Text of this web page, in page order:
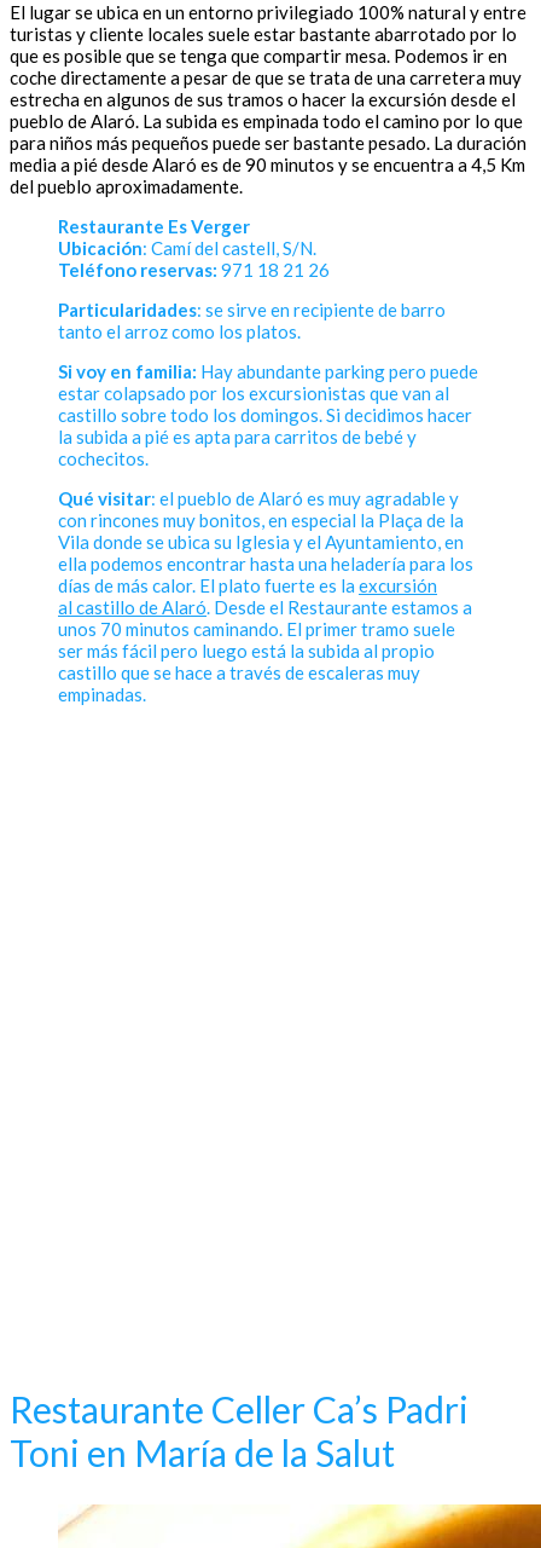
El lugar se ubica en un entorno privilegiado 100% natural y entre
turistas y cliente locales suele estar bastante abarrotado por lo
que es posible que se tenga que compartir mesa. Podemos ir en
coche directamente a pesar de que se trata de una carretera muy
estrecha en algunos de sus tramos o hacer la excursión desde el
pueblo de Alaró. La subida es empinada todo el camino por lo que
para niños más pequeños puede ser bastante pesado. La duración
media a pié desde Alaró es de 90 minutos y se encuentra a 4,5 Km
del pueblo aproximadamente.
Restaurante Es Verger
Ubicación: Camí del castell, S/N.
Teléfono reservas: 971 18 21 26
Particularidades: se sirve en recipiente de barro
tanto el arroz como los platos.
Si voy en familia: Hay abundante parking pero puede
estar colapsado por los excursionistas que van al
castillo sobre todo los domingos. Si decidimos hacer
la subida a pié es apta para carritos de bebé y
cochecitos.
Qué visitar: el pueblo de Alaró es muy agradable y
con rincones muy bonitos, en especial la Plaça de la
Vila donde se ubica su Iglesia y el Ayuntamiento, en
ella podemos encontrar hasta una heladería para los
días de más calor. El plato fuerte es la excursión
al castillo de Alaró. Desde el Restaurante estamos a
unos 70 minutos caminando. El primer tramo suele
ser más fácil pero luego está la subida al propio
castillo que se hace a través de escaleras muy
empinadas.
Restaurante Celler Ca’s Padri
Toni en María de la Salut